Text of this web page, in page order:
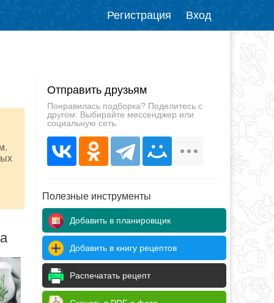
Регистрация Вход
Отправить друзьям
Понравилась подборка? Поделитесь с
другом. Выбирайте мессенджер или
социальную сеть.
Полезные инструменты
Добавить в планировщик
Добавить в книгу рецептов
Распечатать рецепт